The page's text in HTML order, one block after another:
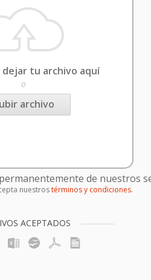
tu archivo aquí
o
archivo
de nuestros
nuestrostérminos y condiciones.
ACEPTADOS